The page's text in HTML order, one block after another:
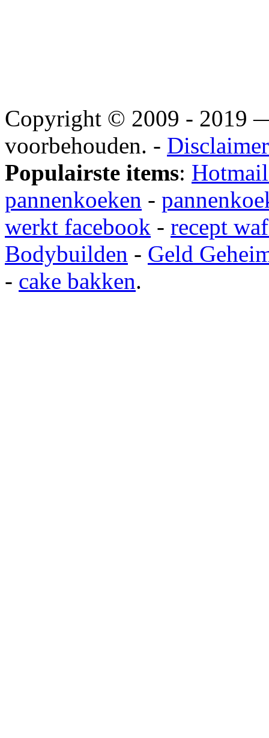
Copyright © 2009 - 2019
voorbehouden. - Disclaimer
Populairste items:
pannenkoeken -
werkt facebook - recept
Bodybuilden - Geld
- cake bakken.